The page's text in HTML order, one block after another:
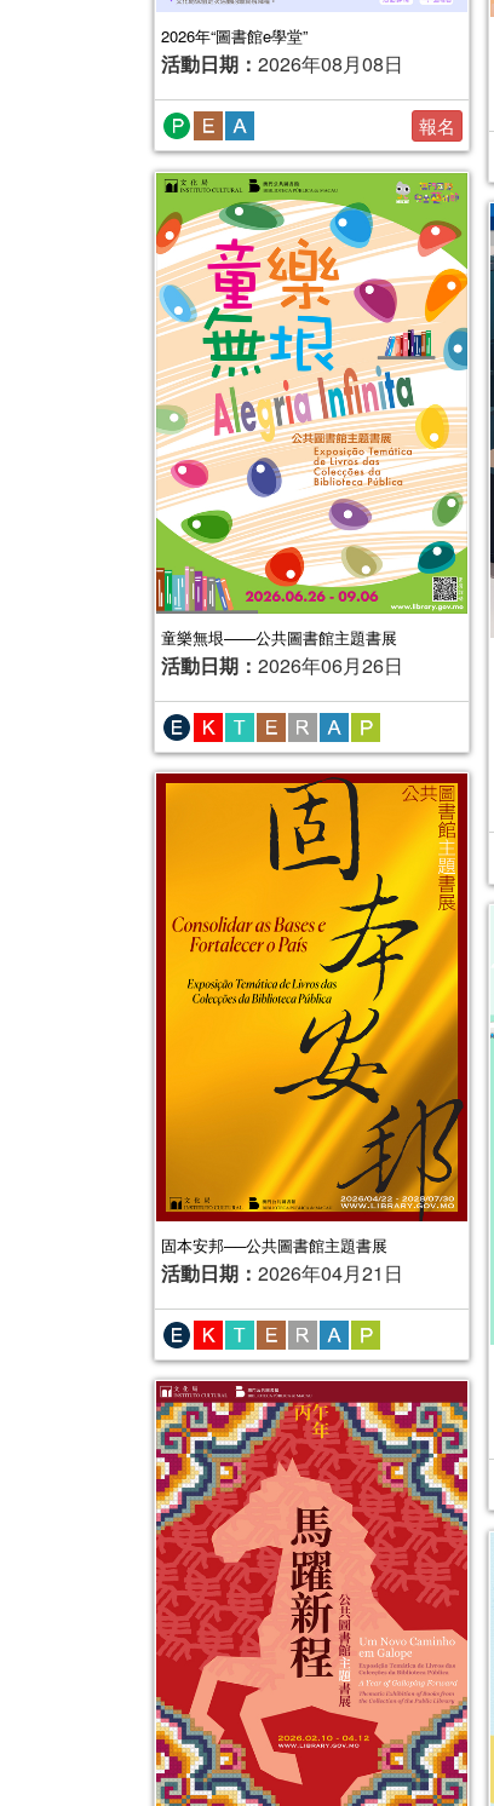
2026年“圖書館e學堂”
活動日期： 2026年08月08日
報名
童樂無垠——公共圖書館主題書展
活動日期： 2026年06月26日
固本安邦──公共圖書館主題書展
活動日期： 2026年04月21日